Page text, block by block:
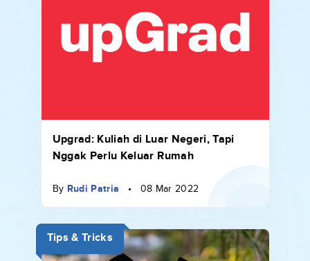
Upgrad: Kuliah di Luar Negeri, Tapi
Nggak Perlu Keluar Rumah
By Rudi Patria • 08 Mar 2022
Tips & Tricks